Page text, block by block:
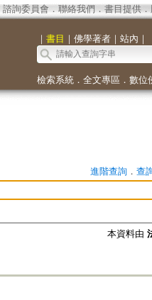
諮詢委員會． 聯絡我們 ． 書目提供．
｜ 書目 ｜ 佛學著者｜ 站內 ｜
檢索系統． 全文專區 ． 數位
進階查詢． 查
本資料由